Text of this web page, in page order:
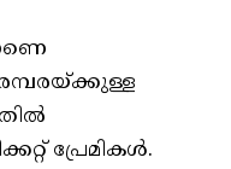
പ്രേമികള്‍.